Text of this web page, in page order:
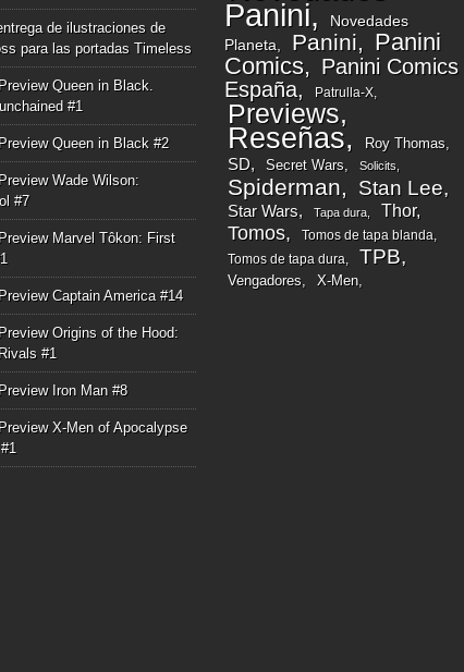
de ilustraciones de
para las portadas Timeless
Queen in Black.
#1
Queen in Black #2
Wade Wilson:
#7
Marvel Tôkon: First
Captain America #14
Origins of the Hood:
#1
Iron Man #8
X-Men of Apocalypse
Panini
Novedades
Planeta
Panini
Panini
Comics
Panini Comics
España
Patrulla-X
Previews
Reseñas Roy Thomas
SD Secret Wars Solicits
Spiderman Stan Lee
Star Wars Tapa dura Thor
Tomos
Tomos de tapa blanda
Tomos de tapa dura
TPB
Vengadores X-Men